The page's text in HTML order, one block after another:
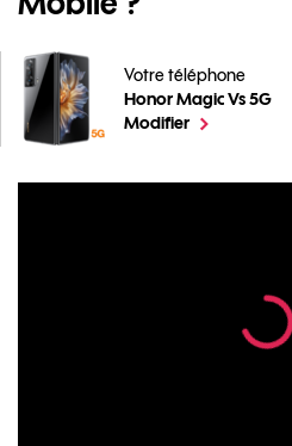
Votre téléphone
Honor Magic Vs 5G
Comment gérer les
Modifierle téléphone